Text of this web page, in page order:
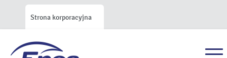
Strona korporacyjna